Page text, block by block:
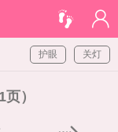
关灯
护眼
）